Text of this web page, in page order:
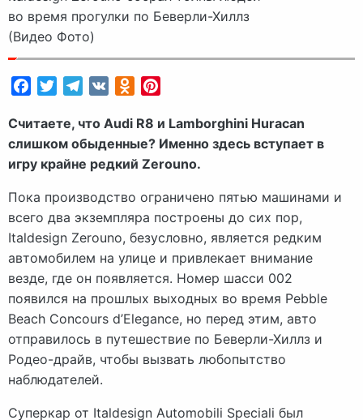
во время прогулки по Беверли-Хиллз
(Видео Фото)
FacebookTwitterTelegram
VK Odnoklassniki
Считаете, что Audi R8 и Lamborghini Huracan
слишком обыденные? Именно здесь вступает в
игру крайне редкий Zerouno.
Пока производство ограничено пятью машинами и
всего два экземпляра построены до сих пор,
Italdesign Zerouno, безусловно, является редким
автомобилем на улице и привлекает внимание
везде, где он появляется. Номер шасси 002
появился на прошлых выходных во время Pebble
Beach Concours d’Elegance, но перед этим, авто
отправилось в путешествие по Беверли-Хиллз и
Родео-драйв, чтобы вызвать любопытство
наблюдателей.
Суперкар от Italdesign Automobili Speciali был